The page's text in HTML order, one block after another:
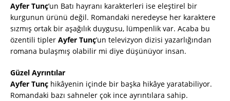
Ayfer Tunç’un Batı hayranı karakterleri ise eleştirel bir
kurgunun ürünü değil. Romandaki neredeyse her karaktere
sızmış ortak bir aşağılık duygusu, lümpenlik var. Acaba bu
özentili tipler Ayfer Tunç’un televizyon dizisi yazarlığından
romana bulaşmış olabilir mi diye düşünüyor insan.
Güzel Ayrıntılar
Ayfer Tunç hikâyenin içinde bir başka hikâye yaratabiliyor.
Romandaki bazı sahneler çok ince ayrıntılara sahip.